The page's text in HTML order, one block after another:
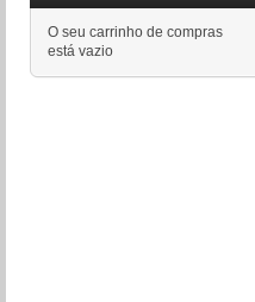
O seu carrinho de compras
está vazio